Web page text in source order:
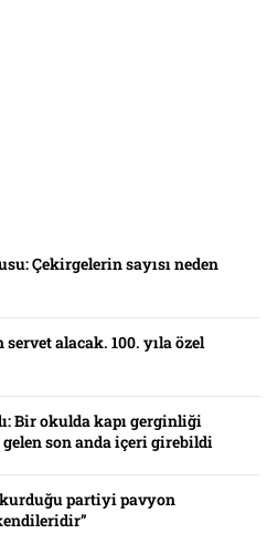
Çekirgelerin sayısı neden
alacak. 100. yıla özel
Bir okulda kapı gerginliği
son anda içeri girebildi
kurduğu partiyi pavyon